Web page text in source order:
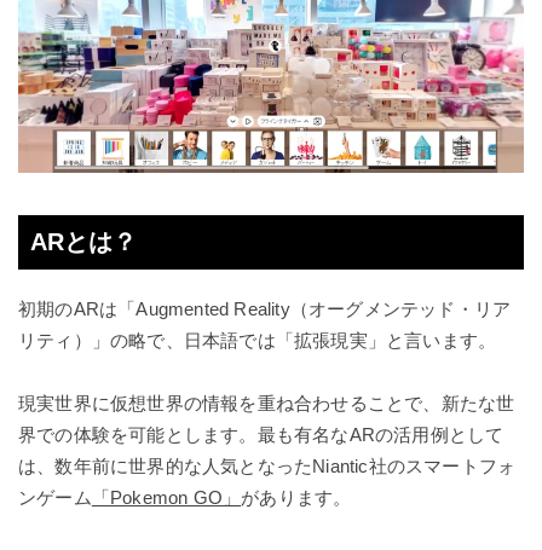
ARとは？
初期のARは「Augmented Reality（オーグメンテッド・リア
リティ）」の略で、日本語では「拡張現実」と言います。
現実世界に仮想世界の情報を重ね合わせることで、新たな世
界での体験を可能とします。最も有名なARの活用例として
は、数年前に世界的な人気となったNiantic社のスマートフォ
ンゲーム
「Pokemon GO」 があります。